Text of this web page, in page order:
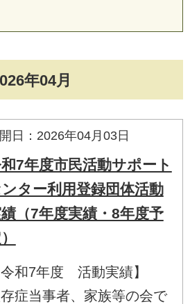
年04月
日：2026年04月03日
7年度市民活動サポート
ター利用登録団体活動
（7年度実績・8年度予
令和7年度 活動実績】
症当事者、家族等の会で